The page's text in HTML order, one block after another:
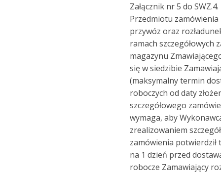
Załącznik nr 5 do
Przedmiotu
przywóz oraz
ramach szczegółowych
magazynu
się w siedzibie
(maksymalny termin
roboczych od daty
szczegółowego
wymaga, aby
zrealizowaniem
zamówienia
na 1 dzień przed
robocze Zamawiający